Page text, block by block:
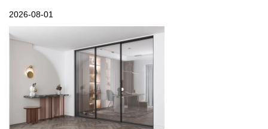
2026-08-01